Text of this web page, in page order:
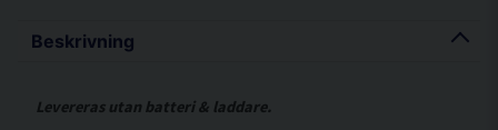
Beskrivning
Levereras utan batteri & laddare.